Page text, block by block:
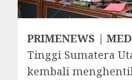
PRIMENEWS |
Tinggi Sumatera
kembali